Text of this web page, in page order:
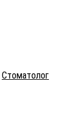
Стоматолог